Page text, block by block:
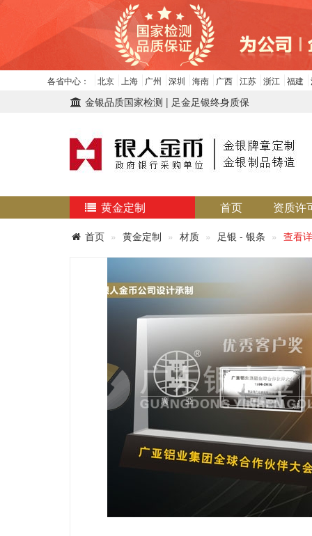
各省中心： 北京 上海 广州 深圳 海南 广西 江苏 浙江 福建
金银品质国家检测 | 足金足银终身质保
黄金定制 首页 资质许
首页 黄金定制 材质 足银 - 银条 查看